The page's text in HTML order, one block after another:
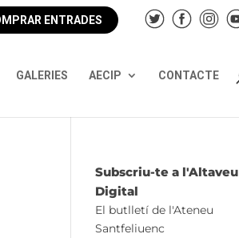
ENTRADES
GALERIES AECIP CONTACTE
Subscriu-te a l'Altaveu
Digital
El butlletí de l'Ateneu
Santfeliuenc